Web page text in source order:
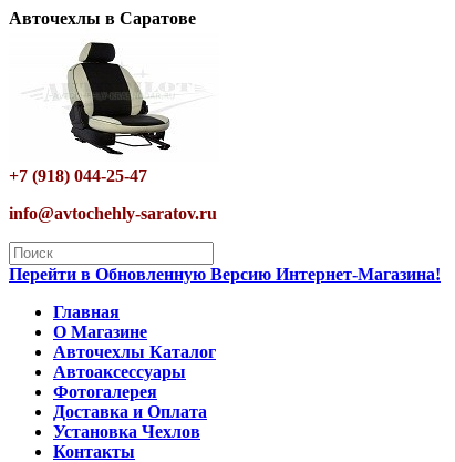
Авточехлы в Саратове
+7 (918) 044-25-47
info@avtochehly-saratov.ru
Перейти в Обновленную Версию Интернет-Магазина!
Главная
О Магазине
Авточехлы Каталог
Автоаксессуары
Фотогалерея
Доставка и Оплата
Установка Чехлов
Контакты